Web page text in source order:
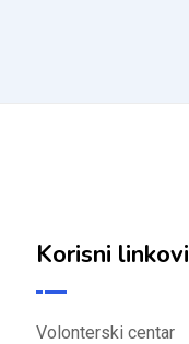
Korisni linkovi
Volonterski centar